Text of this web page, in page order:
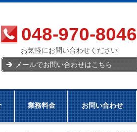
048-970-8046
お気軽にお問い合わせください
メールでお問い合わせはこちら
業務料金 お問い合わせ